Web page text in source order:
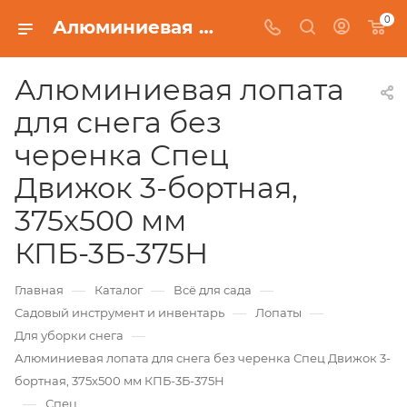
Алюминиевая лопата для снега без черенка Спец Движок 3-бортная, 375х500 мм КПБ-3Б-375Н 0
Алюминиевая лопата
для снега без
черенка Спец
Движок 3-бортная,
375х500 мм
КПБ-3Б-375Н
Главная — Каталог — Всё для сада —
Садовый инструмент и инвентарь — Лопаты —
Для уборки снега —
Алюминиевая лопата для снега без черенка Спец Движок 3-
бортная, 375х500 мм КПБ-3Б-375Н
Спец